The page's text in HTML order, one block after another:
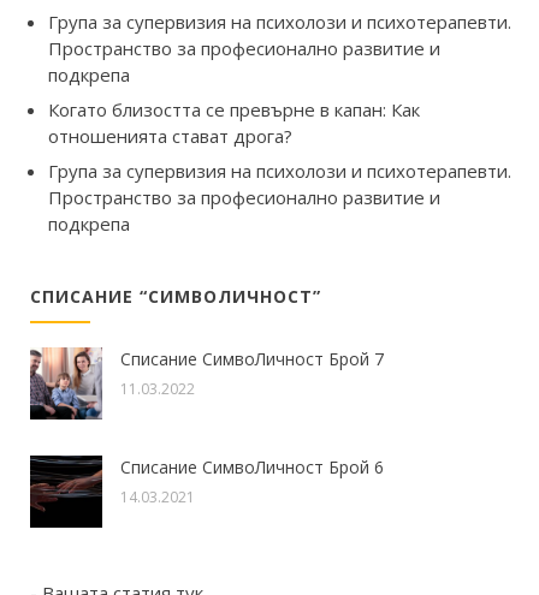
Група за супервизия на психолози и психотерапевти.
Пространство за професионално развитие и
подкрепа
Когато близостта се превърне в капан: Как
отношенията стават дрога?
Група за супервизия на психолози и психотерапевти.
Пространство за професионално развитие и
подкрепа
СПИСАНИЕ “СИМВОЛИЧНОСТ”
Списание СимвоЛичност Брой 7
11.03.2022
Списание СимвоЛичност Брой 6
14.03.2021